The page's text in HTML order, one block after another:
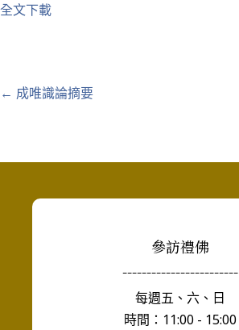
全文下載
Posts
← 成唯識論摘要
參訪禮佛
------------------------
每週五、六、日
時間：11:00 - 15:00